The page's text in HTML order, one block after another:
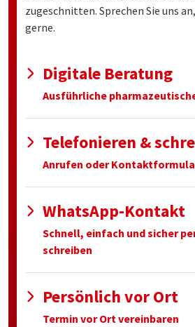
zugeschnitten. Sprechen Sie uns
gerne.
Digitale Beratung
Ausführliche
Telefonieren &
Anrufen oder
WhatsApp-Kontakt
Schnell, einfach und sicher
schreiben
Persönlich vor Ort
Termin vor Ort vereinbaren